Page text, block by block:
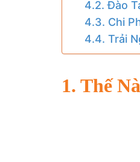
4.2. Đào
4.3. Chi
4.4. Trải
1. Thế